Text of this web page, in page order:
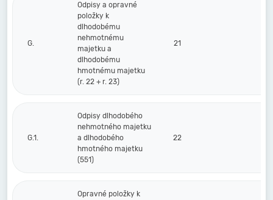
G.
Odpisy a opravné
položky k
dlhodobému
nehmotnému
majetku a
dlhodobému
hmotnému majetku
(r. 22 + r. 23)
21
G.1.
Odpisy dlhodobého
nehmotného majetku
a dlhodobého
hmotného majetku
(551)
22
Opravné položky k